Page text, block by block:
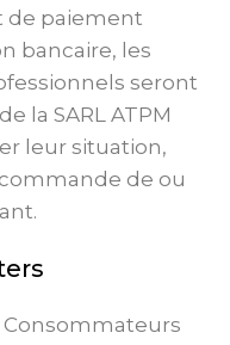
de paiement
bancaire, les
seront
la SARL ATPM
leur situation,
de ou